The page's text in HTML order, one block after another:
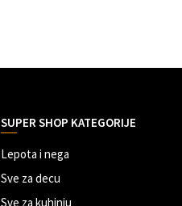
SUPER SHOP KATEGORIJE
Lepota i nega
Sve za decu
Sve za kuhinju